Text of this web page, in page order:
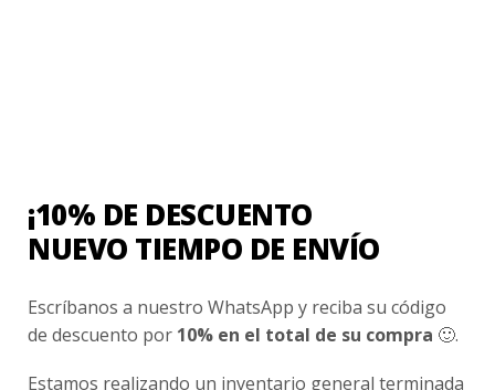
en este navegador para la próxima vez que
comente.
¡10% DE DESCUENTO
NUEVO TIEMPO DE ENVÍO
Escríbanos a nuestro WhatsApp y reciba su código
de descuento por 10% en el total de su compra 🙂.
Estamos realizando un inventario general terminada